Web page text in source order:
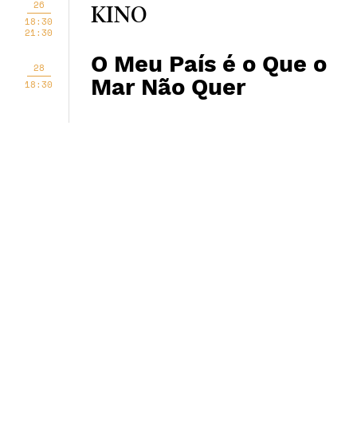
26
18:30
21:30
KINO
28
18:30
O Meu País é o Que o
Mar Não Quer